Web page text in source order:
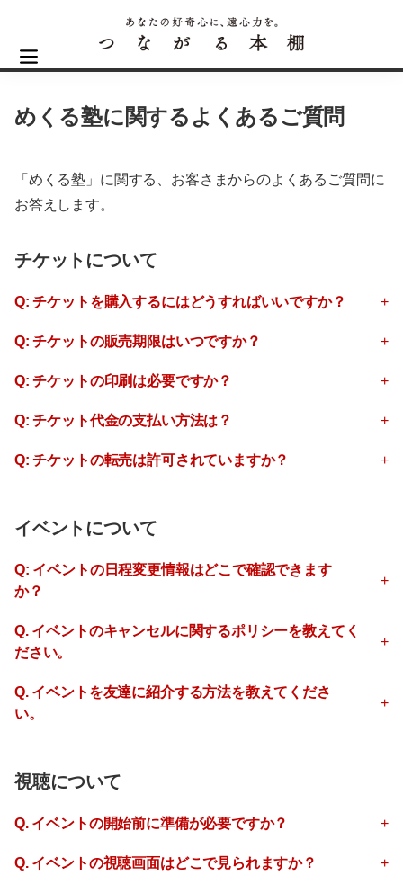
めくる塾に関するよくあるご質問
「めくる塾」に関する、お客さまからのよくあるご質問に
お答えします。
チケットについて
Q: チケットを購入するにはどうすればいいですか？
Q: チケットの販売期限はいつですか？
Q: チケットの印刷は必要ですか？
Q: チケット代金の支払い方法は？
Q: チケットの転売は許可されていますか？
イベントについて
Q: イベントの日程変更情報はどこで確認できます
か？
Q. イベントのキャンセルに関するポリシーを教えてく
ださい。
Q. イベントを友達に紹介する方法を教えてくださ
い。
視聴について
Q. イベントの開始前に準備が必要ですか？
Q. イベントの視聴画面はどこで見られますか？